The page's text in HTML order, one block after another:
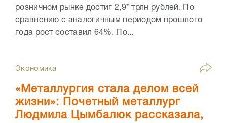
розничном рынке достиг 2,9* трлн рублей. По
сравнению с аналогичным периодом прошлого
года рост составил 64%. По...
Экономика
«Металлургия стала делом всей
жизни»: Почетный металлург
Людмила Цымбалюк рассказала,